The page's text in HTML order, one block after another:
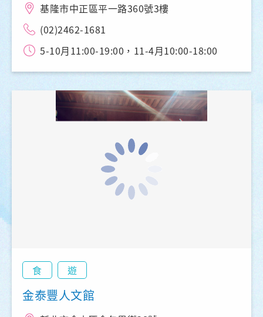
基隆市中正區平一路360號3樓
(02)2462-1681
5-10月11:00-19:00，11-4月10:00-18:00
食 遊
金泰豐人文館